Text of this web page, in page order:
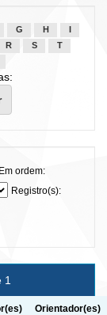
G H
R S
T
Em ordem:
Registro(s):
1
Orientador(es)